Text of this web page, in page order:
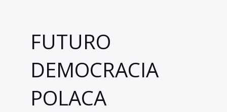
FUTURO
DEMOCRACIA
POLACA